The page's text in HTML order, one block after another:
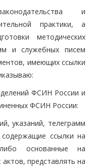
и
практики, а
методических
и служебных писем
имеющих ссылки
ФСИН России и
ФСИН России:
указаний, телеграмм
ссылки на
основанные на
представлять на